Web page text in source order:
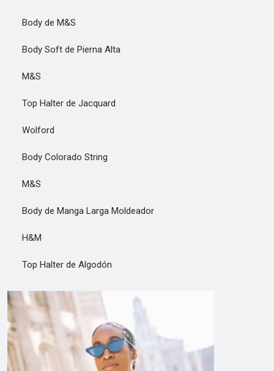
Body de M&S
Body Soft de Pierna Alta
M&S
Top Halter de Jacquard
Wolford
Body Colorado String
M&S
Body de Manga Larga Moldeador
H&M
Top Halter de Algodón